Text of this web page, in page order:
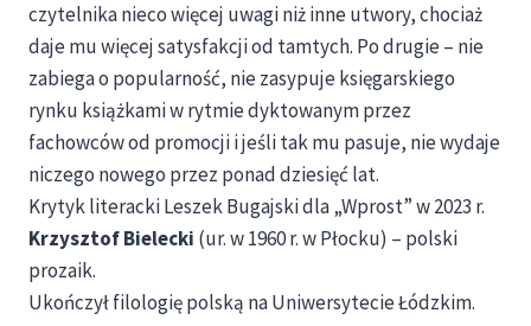
czytelnika nieco więcej uwagi niż inne utwory, chociaż
daje mu więcej satysfakcji od tamtych. Po drugie – nie
zabiega o popularność, nie zasypuje księgarskiego
rynku książkami w rytmie dyktowanym przez
fachowców od promocji i jeśli tak mu pasuje, nie wydaje
niczego nowego przez ponad dziesięć lat.
Krytyk literacki Leszek Bugajski dla „Wprost” w 2023 r.
Krzysztof Bielecki (ur. w 1960 r. w Płocku) – polski
prozaik.
Ukończył filologię polską na Uniwersytecie Łódzkim.